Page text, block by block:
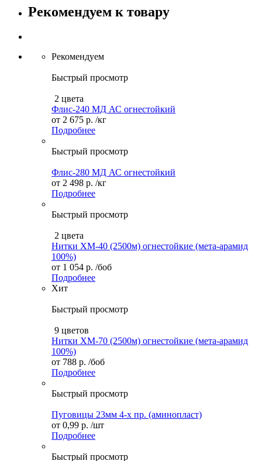
Рекомендуем к товару
Рекомендуем
Быстрый просмотр
2 цвета
Флис-240 МД АС огнестойкий
от 2 675 р. /кг
Подробнее
Быстрый просмотр
Флис-280 МД АС огнестойкий
от 2 498 р. /кг
Подробнее
Быстрый просмотр
2 цвета
Нитки ХМ-40 (2500м) огнестойкие (мета-арамид
100%)
от 1 054 р. /боб
Подробнее
Хит
Быстрый просмотр
9 цветов
Нитки XM-70 (2500м) огнестойкие (мета-арамид
100%)
от 788 р. /боб
Подробнее
Быстрый просмотр
Пуговицы 23мм 4-х пр. (аминопласт)
от 0,99 р. /шт
Подробнее
Быстрый просмотр